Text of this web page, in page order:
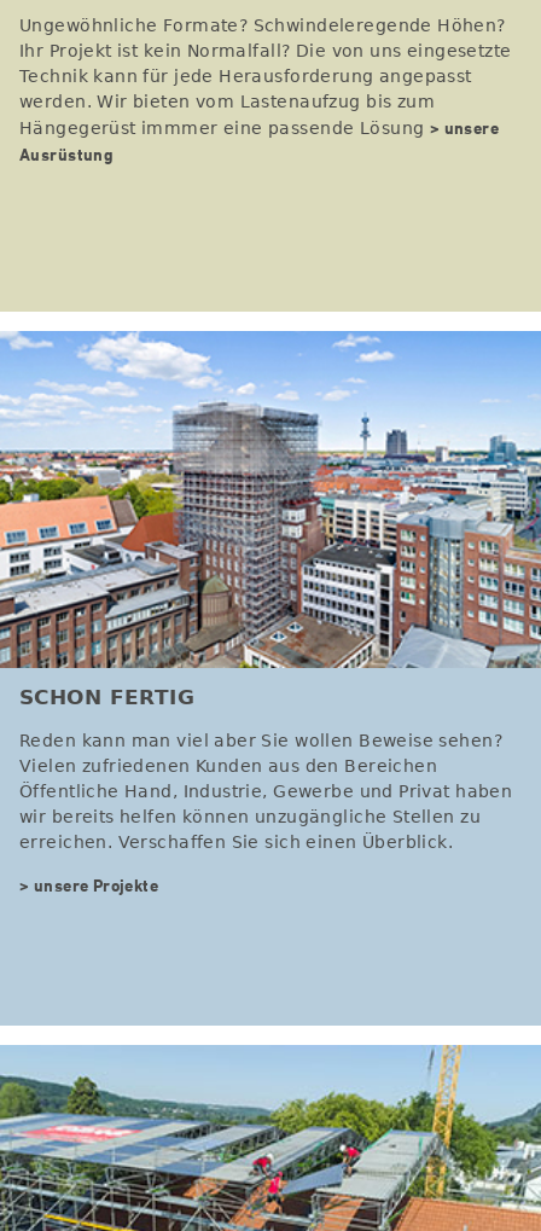
Ungewöhnliche Formate? Schwindeleregende Höhen?
Ihr Projekt ist kein Normalfall? Die von uns eingesetzte
Technik kann für jede Herausforderung angepasst
werden. Wir bieten vom Lastenaufzug bis zum
Hängegerüst immmer eine passende Lösung > unsere
Ausrüstung
SCHON FERTIG
Reden kann man viel aber Sie wollen Beweise sehen?
Vielen zufriedenen Kunden aus den Bereichen
Öffentliche Hand, Industrie, Gewerbe und Privat haben
wir bereits helfen können unzugängliche Stellen zu
erreichen. Verschaffen Sie sich einen Überblick.
> unsere Projekte